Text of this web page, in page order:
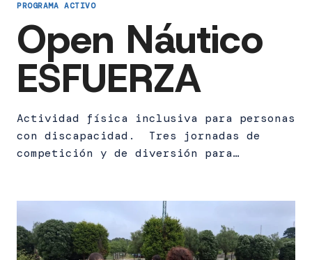
PROGRAMA ACTIVO
Open Náutico
ESFUERZA
Actividad física inclusiva para personas
con discapacidad. Tres jornadas de
competición y de diversión para…